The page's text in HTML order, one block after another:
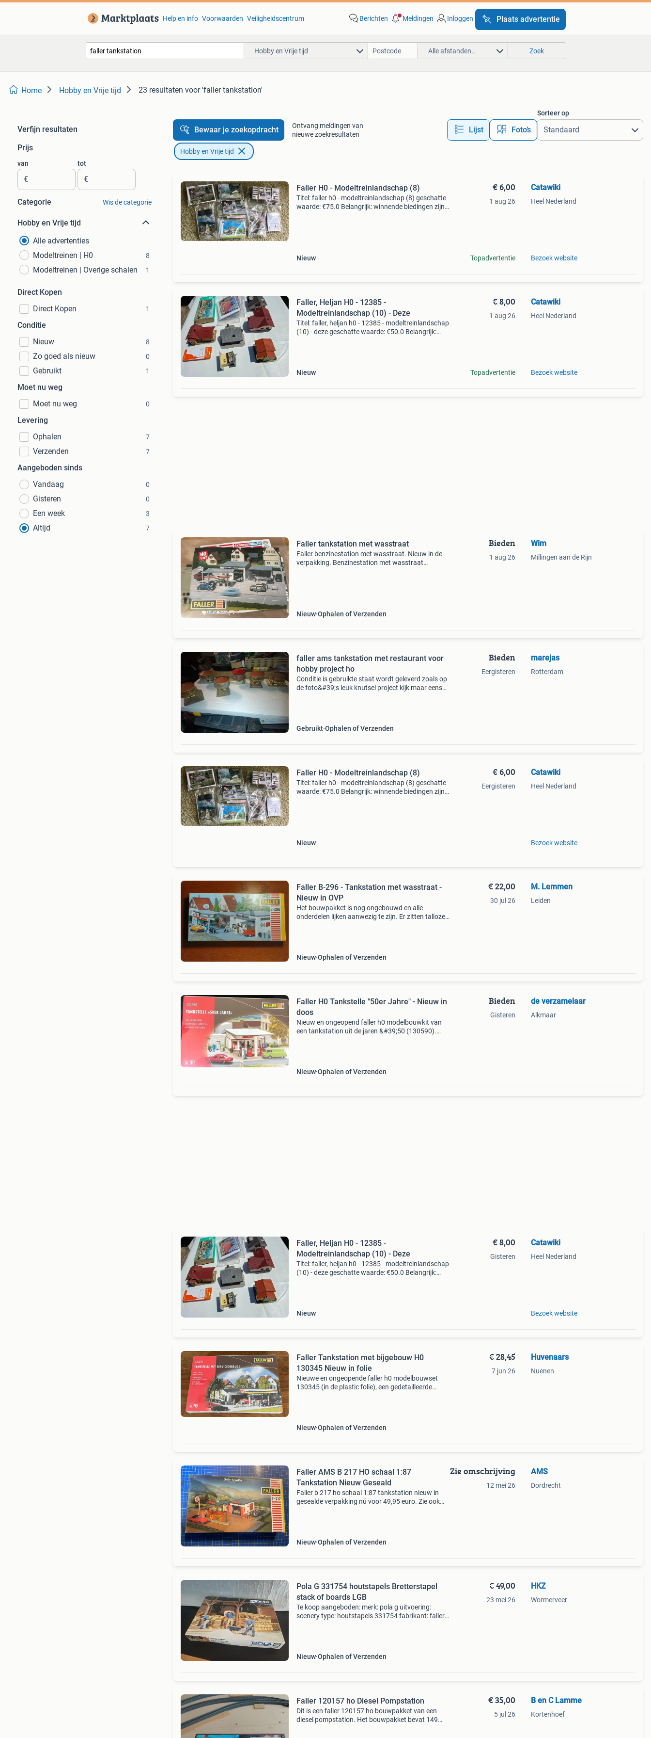
Help en info Voorwaarden Veiligheidscentrum Berichten Meldingen Inloggen Plaats advertentie
Hobby en Vrije tijd Alle afstanden… Zoek
Home Hobby en Vrije tijd 23 resultaten voor 'faller tankstation'
Verfijn resultaten
Prijs
van
€
tot
€
Categorie Wis de categorie
Hobby en Vrije tijd
Alle advertenties
Modeltreinen | H0
8
Modeltreinen | Overige schalen 1
Direct Kopen
Direct Kopen
1
Conditie
Nieuw
8
Zo goed als nieuw 0
Gebruikt 1
Moet nu weg
Moet nu weg
0
Levering
Ophalen
7
Verzenden 7
Aangeboden sinds
Vandaag
0
Gisteren 0
Een week 3
Altijd 7
Bewaar je zoekopdracht
Ontvang meldingen van
nieuwe zoekresultaten
Lijst Foto’s
Sorteer op
Hobby en Vrije tijd
Faller H0 - Modeltreinlandschap (8)
Titel: faller h0 - modeltreinlandschap (8) geschatte
waarde: €75.0 Belangrijk: winnende biedingen zijn
Nieuw
€ 6,00
1 aug 26
Topadvertentie
Catawiki
Heel Nederland
Bezoek website
Faller, Heljan H0 - 12385 -
Modeltreinlandschap (10) - Deze
Titel: faller, heljan h0 - 12385 - modeltreinlandschap
(10) - deze geschatte waarde: €50.0 Belangrijk:
Nieuw
€ 8,00
1 aug 26
Topadvertentie
Catawiki
Heel Nederland
Bezoek website
Faller tankstation met wasstraat
Faller benzinestation met wasstraat. Nieuw in de
verpakking. Benzinestation met wasstraat
Nieuw Ophalen of Verzenden
Bieden
1 aug 26
Wim
Millingen aan de Rijn
faller ams tankstation met restaurant voor
hobby project ho
Conditie is gebruikte staat wordt geleverd zoals op
de foto&#39;s leuk knutsel project kijk maar eens
Gebruikt Ophalen of Verzenden
Bieden
Eergisteren
marejas
Rotterdam
Faller H0 - Modeltreinlandschap (8)
Titel: faller h0 - modeltreinlandschap (8) geschatte
waarde: €75.0 Belangrijk: winnende biedingen zijn
Nieuw
€ 6,00
Eergisteren
Catawiki
Heel Nederland
Bezoek website
Faller B-296 - Tankstation met wasstraat -
Nieuw in OVP
Het bouwpakket is nog ongebouwd en alle
onderdelen lijken aanwezig te zijn. Er zitten talloze
Nieuw Ophalen of Verzenden
€ 22,00
30 jul 26
M. Lemmen
Leiden
Faller H0 Tankstelle "50er Jahre" - Nieuw in
doos
Nieuw en ongeopend faller h0 modelbouwkit van
een tankstation uit de jaren &#39;50 (130590).
Nieuw Ophalen of Verzenden
Bieden
Gisteren
de verzamelaar
Alkmaar
Faller, Heljan H0 - 12385 -
Modeltreinlandschap (10) - Deze
Titel: faller, heljan h0 - 12385 - modeltreinlandschap
(10) - deze geschatte waarde: €50.0 Belangrijk:
Nieuw
€ 8,00
Gisteren
Catawiki
Heel Nederland
Bezoek website
Faller Tankstation met bijgebouw H0
130345 Nieuw in folie
Nieuwe en ongeopende faller h0 modelbouwset
130345 (in de plastic folie), een gedetailleerde
Nieuw Ophalen of Verzenden
€ 28,45
7 jun 26
Huvenaars
Nuenen
Faller AMS B 217 HO schaal 1:87
Tankstation Nieuw Geseald
Faller b 217 ho schaal 1:87 tankstation nieuw in
gesealde verpakking nú voor 49,95 euro. Zie ook
Nieuw Ophalen of Verzenden
Zie omschrijving
12 mei 26
AMS
Dordrecht
Pola G 331754 houtstapels Bretterstapel
stack of boards LGB
Te koop aangeboden: merk: pola g uitvoering:
scenery type: houtstapels 331754 fabrikant: faller
Nieuw Ophalen of Verzenden
€ 49,00
23 mei 26
HKZ
Wormerveer
Faller 120157 ho Diesel Pompstation
Dit is een faller 120157 ho bouwpakket van een
diesel pompstation. Het bouwpakket bevat 149
€ 35,00
5 jul 26
B en C Lamme
Kortenhoef